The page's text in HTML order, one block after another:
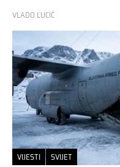
VLADO LUCIĆ
VIJESTI SVIJET